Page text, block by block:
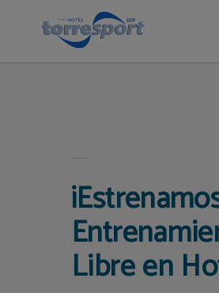
Nueva zona de entrenamiento fitness | Hotel
Libre en